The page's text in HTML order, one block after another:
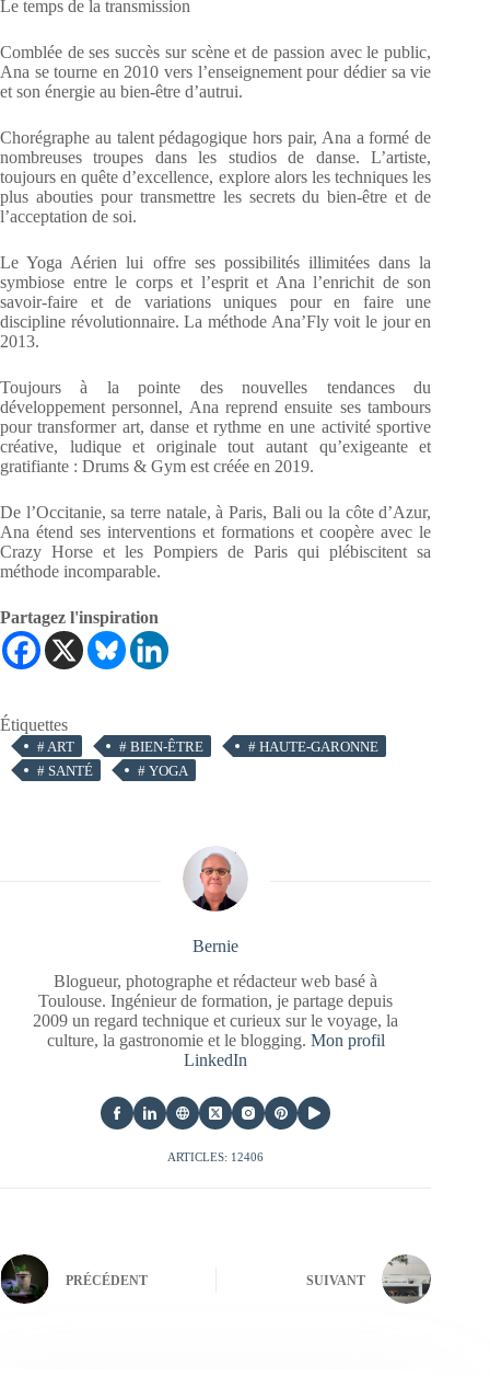
Le temps de la transmission
Comblée de ses succès sur scène et de passion avec le public,
Ana se tourne en 2010 vers l’enseignement pour dédier sa vie
et son énergie au bien-être d’autrui.
Chorégraphe au talent pédagogique hors pair, Ana a formé de
nombreuses troupes dans les studios de danse. L’artiste,
toujours en quête d’excellence, explore alors les techniques les
plus abouties pour transmettre les secrets du bien-être et de
l’acceptation de soi.
Le Yoga Aérien lui offre ses possibilités illimitées dans la
symbiose entre le corps et l’esprit et Ana l’enrichit de son
savoir-faire et de variations uniques pour en faire une
discipline révolutionnaire. La méthode Ana’Fly voit le jour en
2013.
Toujours à la pointe des nouvelles tendances du
développement personnel, Ana reprend ensuite ses tambours
pour transformer art, danse et rythme en une activité sportive
créative, ludique et originale tout autant qu’exigeante et
gratifiante : Drums & Gym est créée en 2019.
De l’Occitanie, sa terre natale, à Paris, Bali ou la côte d’Azur,
Ana étend ses interventions et formations et coopère avec le
Crazy Horse et les Pompiers de Paris qui plébiscitent sa
méthode incomparable.
Partagez l'inspiration
Étiquettes
# ART # BIEN-ÊTRE # HAUTE-GARONNE
# SANTÉ # YOGA
Bernie
Blogueur, photographe et rédacteur web basé à
Toulouse. Ingénieur de formation, je partage depuis
2009 un regard technique et curieux sur le voyage, la
culture, la gastronomie et le blogging. Mon profil
LinkedIn
ARTICLES: 12406
PRÉCÉDENT SUIVANT